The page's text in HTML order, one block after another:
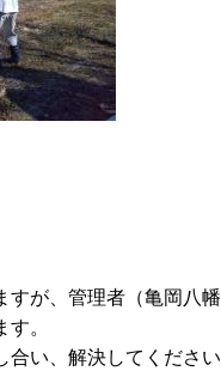
すが、管理者（亀岡八
。
合い、解決してくださ